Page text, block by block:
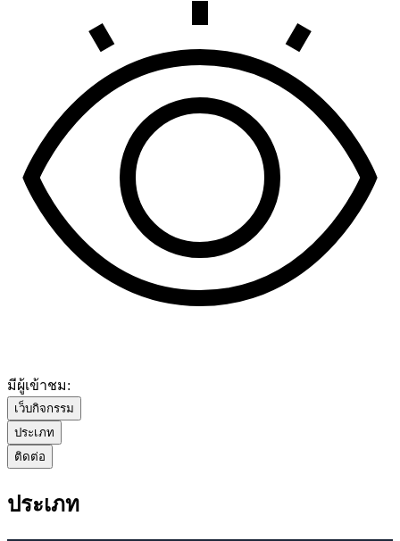
มีผู้เข้าชม:
เว็บกิจกรรม
ประเภท
ติดต่อ
ประเภท